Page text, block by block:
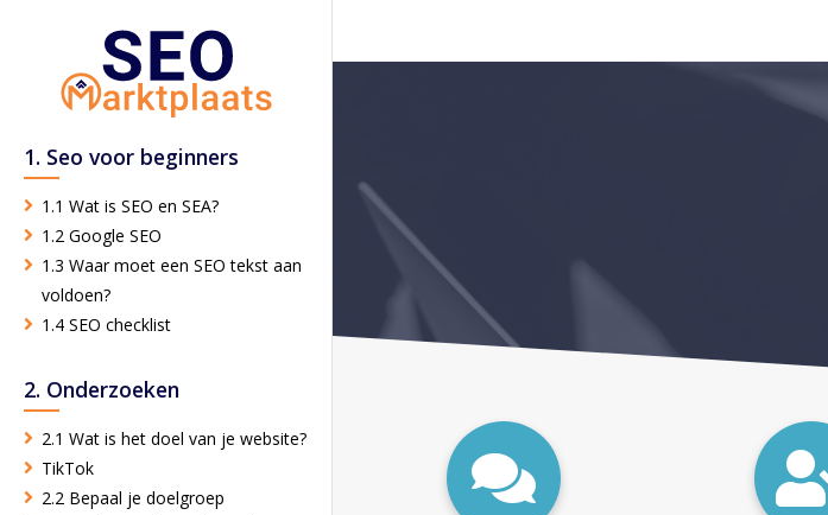
1. Seo voor beginners
1.1 Wat is SEO en SEA?
1.2 Google SEO
1.3 Waar moet een SEO tekst aan
voldoen?
1.4 SEO checklist
2. Onderzoeken
2.1 Wat is het doel van je website?
TikTok
2.2 Bepaal je doelgroep